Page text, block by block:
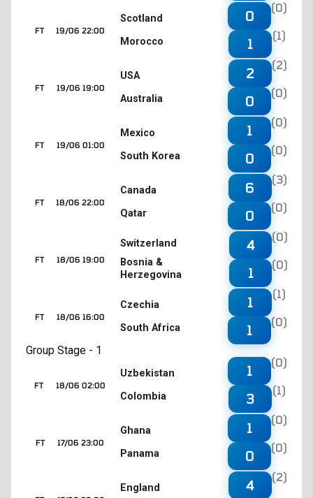
19/06 22:00
FT
Scotland
Morocco
0
(0)
1
(1)
19/06 19:00
FT
USA
Australia
2
(2)
0
(0)
19/06 01:00
FT
Mexico
South Korea
1
(0)
0
(0)
18/06 22:00
FT
Canada
Qatar
6
(3)
0
(0)
18/06 19:00
FT
Switzerland
Bosnia &
Herzegovina
4
(0)
1
(0)
18/06 16:00
FT
Czechia
South Africa
1
(1)
1
(0)
Group Stage - 1
18/06 02:00
FT
Uzbekistan
Colombia
1
(0)
3
(1)
17/06 23:00
FT
Ghana
Panama
1
(0)
0
(0)
England 4
(2)